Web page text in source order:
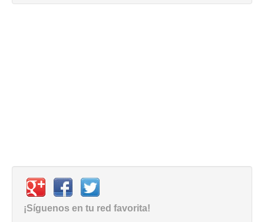
¡Síguenos en tu red favorita!